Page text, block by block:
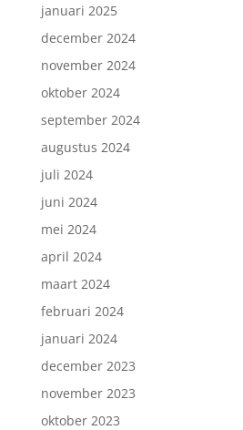
januari 2025
december 2024
november 2024
oktober 2024
september 2024
augustus 2024
juli 2024
juni 2024
mei 2024
april 2024
maart 2024
februari 2024
januari 2024
december 2023
november 2023
oktober 2023